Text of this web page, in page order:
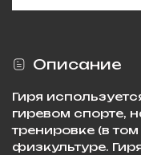
Описание
Гиря
гиревом спорте,
тренировке (в
физкультуре.